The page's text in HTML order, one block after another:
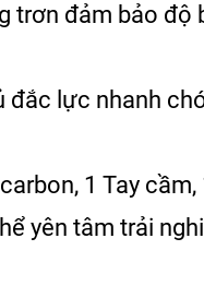
trơn đảm bảo độ
đắc lực nhanh
1 Tay cầm,
yên tâm trải